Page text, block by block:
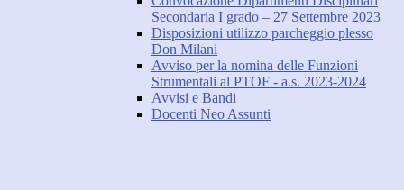
Secondaria I grado – 27 Settembre 2023
Disposizioni utilizzo parcheggio plesso
Don Milani
Avviso per la nomina delle Funzioni
Strumentali al PTOF - a.s. 2023-2024
Avvisi e Bandi
Docenti Neo Assunti